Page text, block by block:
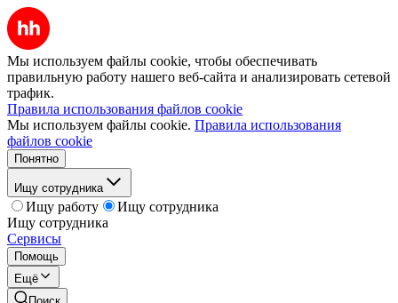
Мы используем файлы cookie, чтобы обеспечивать
правильную работу нашего веб-сайта и анализировать сетевой
трафик.
Правила использования файлов cookie
Мы используем файлы cookie. Правила использования
файлов cookie
Понятно
Ищу сотрудника
Ищу работу
Ищу сотрудника
Ищу сотрудника
Сервисы
Помощь
Ещё